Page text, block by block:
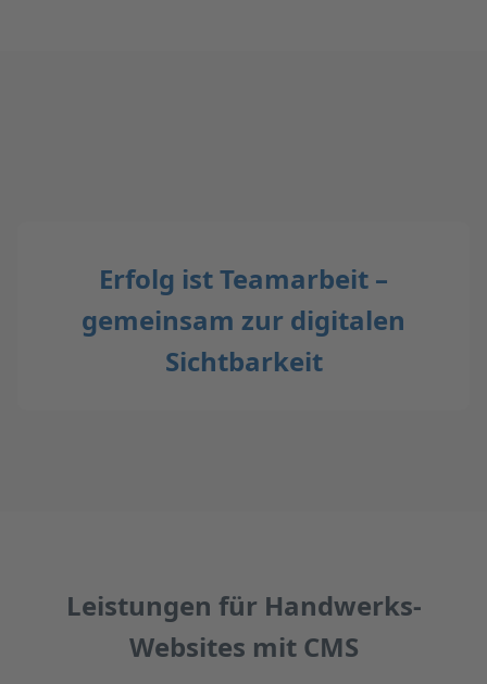
Erfolg ist Teamarbeit –
gemeinsam zur digitalen
Sichtbarkeit
Leistungen für Handwerks-
Websites mit CMS